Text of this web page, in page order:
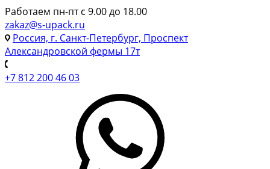
Работаем пн-пт с 9.00 до 18.00
zakaz@s-upack.ru
Россия, г. Санкт-Петербург, Проспект
Александровской фермы 17т
+7 812 200 46 03